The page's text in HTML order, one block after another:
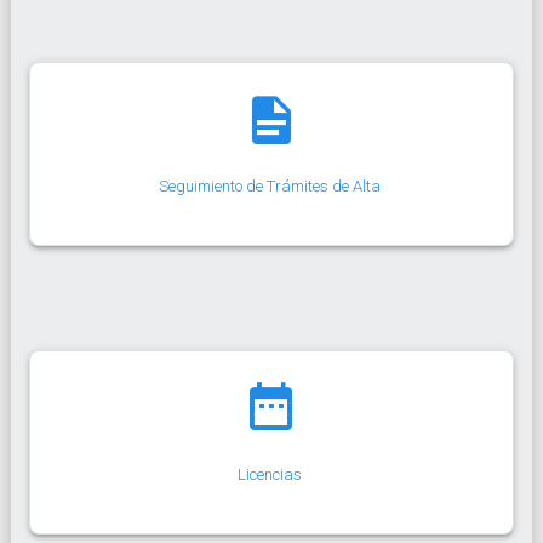
Seguimiento de Trámites de Alta
Licencias